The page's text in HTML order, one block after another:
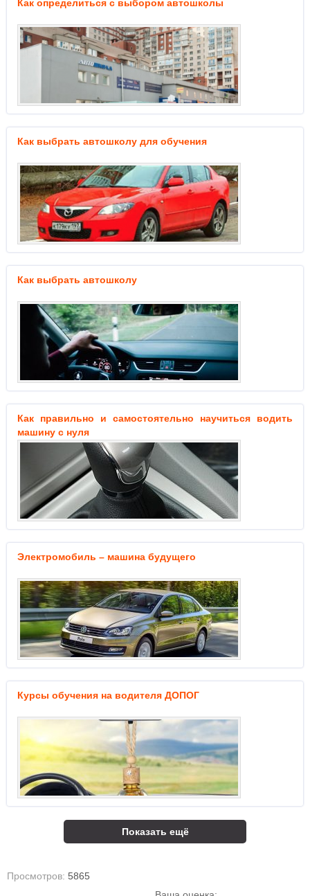
Как определиться с выбором автошколы
Как выбрать автошколу для обучения
Как выбрать автошколу
Как правильно и самостоятельно научиться водить
машину с нуля
Электромобиль – машина будущего
Курсы обучения на водителя ДОПОГ
Показать ещё
Просмотров: 5865